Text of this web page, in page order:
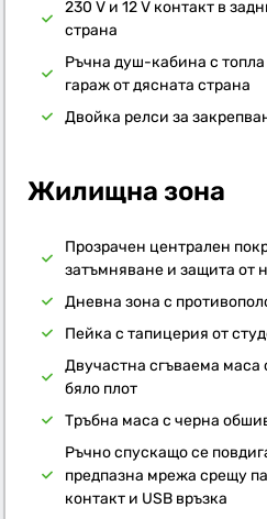
230 V и 12 V контакт в
страна
Ръчна душ-кабина с
гараж от дясната страна
Двойка релси за
Жилищна зона
Прозрачен централен
затъмняване и защита от
Дневна зона с
Пейка с тапицерия от
Двучастна сгъваема маса
бяло плот
Тръбна маса с черна
Ръчно спускащо се
предпазна мрежа срещу
контакт и USB връзка